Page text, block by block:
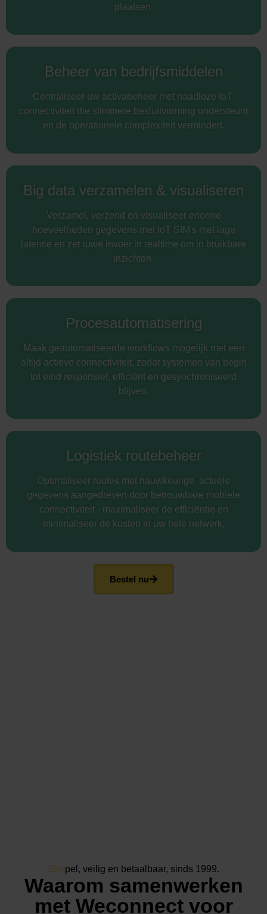
plaatsen.
Beheer van bedrijfsmiddelen
Centraliseer uw activabeheer met naadloze IoT-
connectiviteit die slimmere besluitvorming ondersteunt
en de operationele complexiteit vermindert.
Big data verzamelen & visualiseren
Verzamel, verzend en visualiseer enorme
hoeveelheden gegevens met IoT SIM's met lage
latentie en zet ruwe invoer in realtime om in bruikbare
inzichten.
Procesautomatisering
Maak geautomatiseerde workflows mogelijk met een
altijd actieve connectiviteit, zodat systemen van begin
tot eind responsief, efficiënt en gesynchroniseerd
blijven.
Logistiek routebeheer
Optimaliseer routes met nauwkeurige, actuele
gegevens aangedreven door betrouwbare mobiele
connectiviteit - maximaliseer de efficiëntie en
minimaliseer de kosten in uw hele netwerk.
Bestel nu
Simpel, veilig en betaalbaar, sinds 1999.
Waarom samenwerken
met Weconnect voor